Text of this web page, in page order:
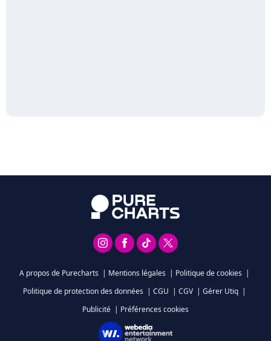
A propos de Purecharts | Mentions légales | Politique de cookies |
Politique de protection des données | CGU | CGV | Gérer Utiq |
Publicité | Préférences cookies